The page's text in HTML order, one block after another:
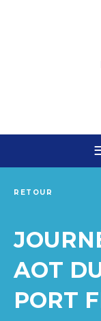
RETOUR
AOT
PORT